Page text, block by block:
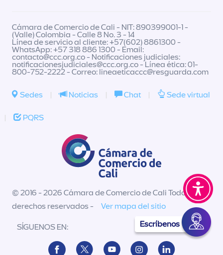
Escríbenos
Cámara de Comercio de Cali - NIT: 890399001-1 -
(Valle) Colombia - Calle 8 No. 3 - 14
Línea de servicio al cliente: +57(602) 8861300 -
WhatsApp: +57 318 886 1300 - Email:
contacto@ccc.org.co- Notificaciones judiciales:
notificacionesjudiciales@ccc.org.co- Línea ética: 01-
800-752-2222 - Correo: lineaeticaccc@resguarda.com
Sedes | Noticias | Chat | Sede virtual
| PQRS
© 2016 - 2026 Cámara de Comercio de Cali Todos los
derechos reservados -
Ver mapa del sitio
SÍGUENOS EN: